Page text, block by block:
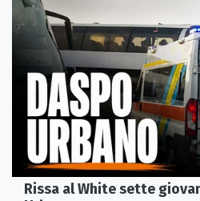
Rissa al White sette